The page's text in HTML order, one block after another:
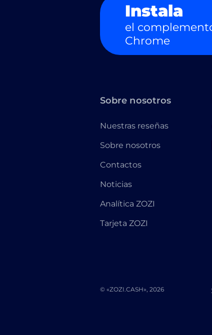
Instala
el
Chrome
Sobre nosotros
Nuestras reseñas
Sobre nosotros
Contactos
Noticias
Analítica ZOZI
Tarjeta ZOZI
© «ZOZI.CASH», 2026